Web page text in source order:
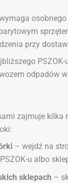
przy
PSZOK-
odpadów
zajmuje kilka
– wejdź na
u albo
sklepach –